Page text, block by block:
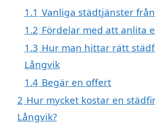
1.1 Vanliga städtjänster
1.2 Fördelar med att anlita
1.3 Hur man hittar rätt
Långvik
1.4 Begär en offert
2 Hur mycket kostar en
Långvik?